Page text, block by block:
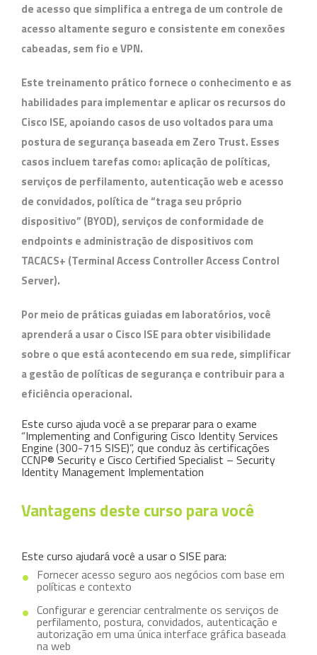
de acesso que simplifica a entrega de um controle de
acesso altamente seguro e consistente em conexões
cabeadas, sem fio e VPN.
Este treinamento prático fornece o conhecimento e as
habilidades para implementar e aplicar os recursos do
Cisco ISE, apoiando casos de uso voltados para uma
postura de segurança baseada em Zero Trust. Esses
casos incluem tarefas como: aplicação de políticas,
serviços de perfilamento, autenticação web e acesso
de convidados, política de “traga seu próprio
dispositivo” (BYOD), serviços de conformidade de
endpoints e administração de dispositivos com
TACACS+ (Terminal Access Controller Access Control
Server).
Por meio de práticas guiadas em laboratórios, você
aprenderá a usar o Cisco ISE para obter visibilidade
sobre o que está acontecendo em sua rede, simplificar
a gestão de políticas de segurança e contribuir para a
eficiência operacional.
Este curso ajuda você a se preparar para o exame
“Implementing and Configuring Cisco Identity Services
Engine (300-715 SISE)”, que conduz às certificações
CCNP® Security e Cisco Certified Specialist – Security
Identity Management Implementation
Vantagens deste curso para você
Este curso ajudará você a usar o SISE para:
Fornecer acesso seguro aos negócios com base em
políticas e contexto
Configurar e gerenciar centralmente os serviços de
perfilamento, postura, convidados, autenticação e
autorização em uma única interface gráfica baseada
na web